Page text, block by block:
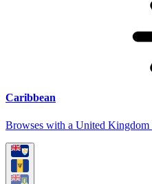
Caribbean
Browses with a United Kingdom